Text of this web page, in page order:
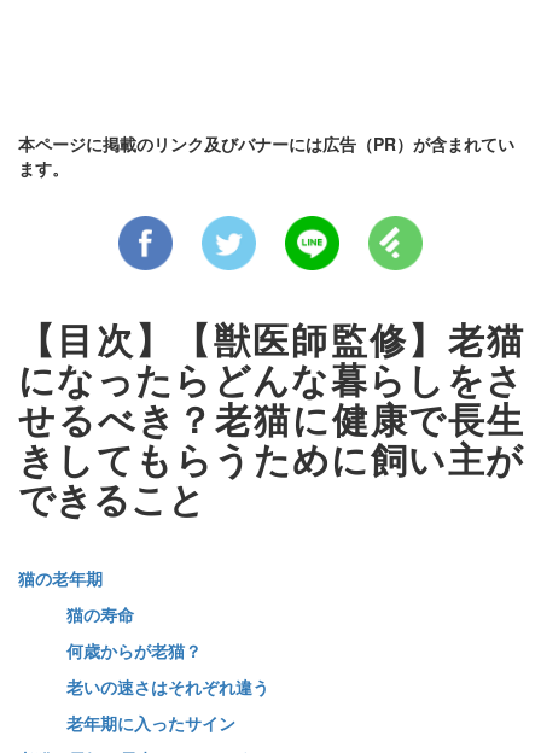
本ページに掲載のリンク及びバナーには広告（PR）が含まれてい
ます。
【目次】【獣医師監修】老猫
になったらどんな暮らしをさ
せるべき？老猫に健康で長生
きしてもらうために飼い主が
できること
猫の老年期
猫の寿命
何歳からが老猫？
老いの速さはそれぞれ違う
老年期に入ったサイン